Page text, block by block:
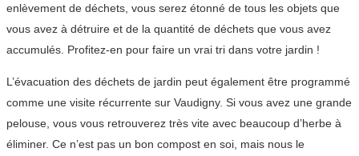
enlèvement de déchets, vous serez étonné de tous les objets que
vous avez à détruire et de la quantité de déchets que vous avez
accumulés. Profitez-en pour faire un vrai tri dans votre jardin !
L’évacuation des déchets de jardin peut également être programmé
comme une visite récurrente sur Vaudigny. Si vous avez une grande
pelouse, vous vous retrouverez très vite avec beaucoup d’herbe à
éliminer. Ce n’est pas un bon compost en soi, mais nous le